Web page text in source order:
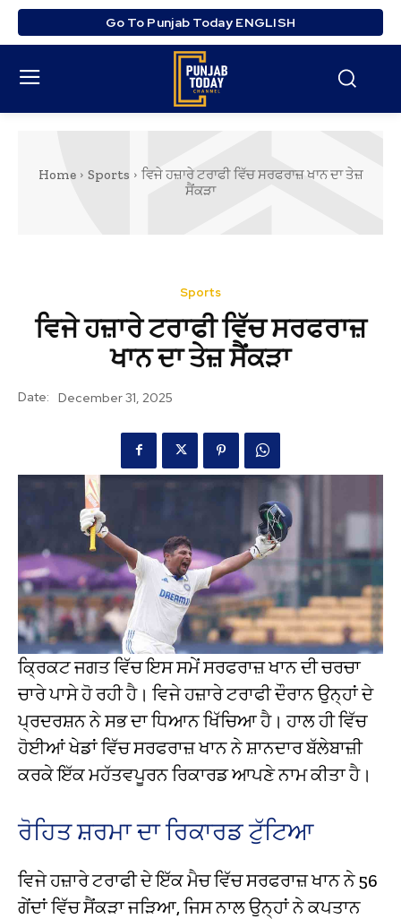
Go To Punjab Today ENGLISH
Home Sports
ਵਿਜੇ ਹਜ਼ਾਰੇ ਟਰਾਫੀ ਵਿੱਚ ਸਰਫਰਾਜ਼ ਖਾਨ ਦਾ ਤੇਜ਼
ਸੈਂਕੜਾ
Sports
ਵਿਜੇ ਹਜ਼ਾਰੇ ਟਰਾਫੀ ਵਿੱਚ ਸਰਫਰਾਜ਼
ਖਾਨ ਦਾ ਤੇਜ਼ ਸੈਂਕੜਾ
Date: December 31, 2025
ਕ੍ਰਿਕਟ ਜਗਤ ਵਿੱਚ ਇਸ ਸਮੇਂ ਸਰਫਰਾਜ਼ ਖਾਨ ਦੀ ਚਰਚਾ
ਚਾਰੇ ਪਾਸੇ ਹੋ ਰਹੀ ਹੈ। ਵਿਜੇ ਹਜ਼ਾਰੇ ਟਰਾਫੀ ਦੌਰਾਨ ਉਨ੍ਹਾਂ ਦੇ
ਪ੍ਰਦਰਸ਼ਨ ਨੇ ਸਭ ਦਾ ਧਿਆਨ ਖਿੱਚਿਆ ਹੈ। ਹਾਲ ਹੀ ਵਿੱਚ
ਹੋਈਆਂ ਖੇਡਾਂ ਵਿੱਚ ਸਰਫਰਾਜ਼ ਖਾਨ ਨੇ ਸ਼ਾਨਦਾਰ ਬੱਲੇਬਾਜ਼ੀ
ਕਰਕੇ ਇੱਕ ਮਹੱਤਵਪੂਰਨ ਰਿਕਾਰਡ ਆਪਣੇ ਨਾਮ ਕੀਤਾ ਹੈ।
ਰੋਹਿਤ ਸ਼ਰਮਾ ਦਾ ਰਿਕਾਰਡ ਟੁੱਟਿਆ
ਵਿਜੇ ਹਜ਼ਾਰੇ ਟਰਾਫੀ ਦੇ ਇੱਕ ਮੈਚ ਵਿੱਚ ਸਰਫਰਾਜ਼ ਖਾਨ ਨੇ 56
ਗੇਂਦਾਂ ਵਿੱਚ ਸੈਂਕੜਾ ਜੜਿਆ, ਜਿਸ ਨਾਲ ਉਨ੍ਹਾਂ ਨੇ ਕਪਤਾਨ